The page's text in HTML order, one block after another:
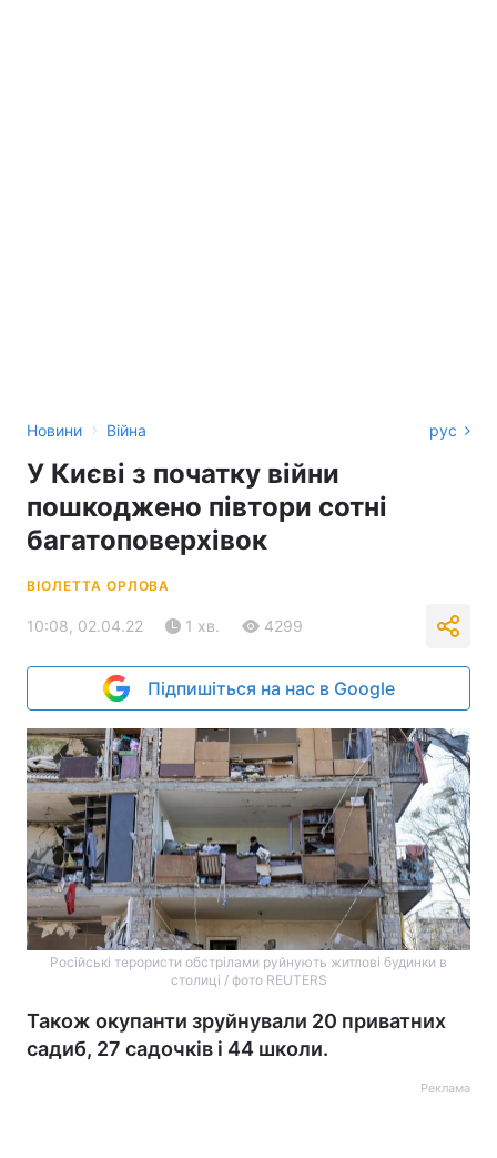
Новини › Війна рус
У Києві з початку війни
пошкоджено півтори сотні
багатоповерхівок
ВІОЛЕТТА ОРЛОВА
10:08, 02.04.22 1 хв. 4299
Підпишіться на нас в Google
Російські терористи обстрілами руйнують житлові будинки в
столиці / фото REUTERS
Також окупанти зруйнували 20 приватних
садиб, 27 садочків і 44 школи.
Реклама